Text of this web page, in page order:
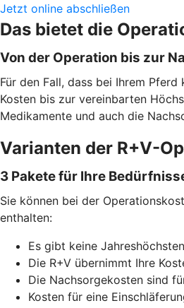
Jetzt online abschließen
Das bietet die
Von der Operation bis zur
Für den Fall, dass bei Ihrem
Kosten bis zur vereinbarten
Medikamente und auch die
Varianten der R+V-
3 Pakete für Ihre
Sie können bei der
enthalten:
Es gibt keine
Die R+V übernimmt Ihre
Die Nachsorgekosten sind
Kosten für eine